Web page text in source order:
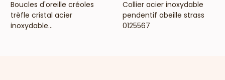
VOIR LE PRIX
Boucles d'oreille créoles
trèfle cristal acier
inoxydable...
VOIR LE PRIX
Collier acier inoxydable
pendentif abeille strass
0125567